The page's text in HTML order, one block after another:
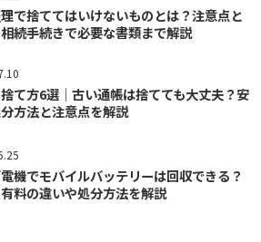
で捨ててはいけないものとは？注意点と
続手続きで必要な書類まで解説
て方6選｜古い通帳は捨てても大丈夫？安
方法と注意点を解説
機でモバイルバッテリーは回収できる？
料の違いや処分方法を解説